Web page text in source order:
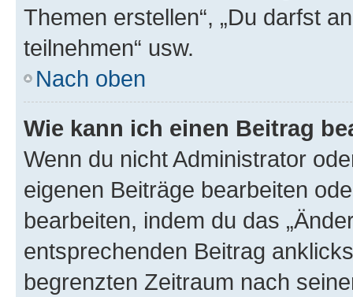
Themen erstellen“, „Du darfst
teilnehmen“ usw.
Nach oben
Wie kann ich einen Beitrag
Wenn du nicht Administrator
eigenen Beiträge bearbeiten
bearbeiten, indem du das
entsprechenden Beitrag
begrenzten Zeitraum nach